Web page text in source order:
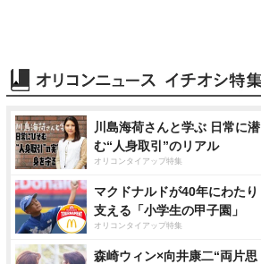
川島海荷さんと学ぶ 日常に潜
む“人身取引”のリアル
オリコンタイアップ特集
マクドナルドが40年にわたり
支える「小学生の甲子園」
オリコンタイアップ特集
森崎ウィン×向井康二“両片思